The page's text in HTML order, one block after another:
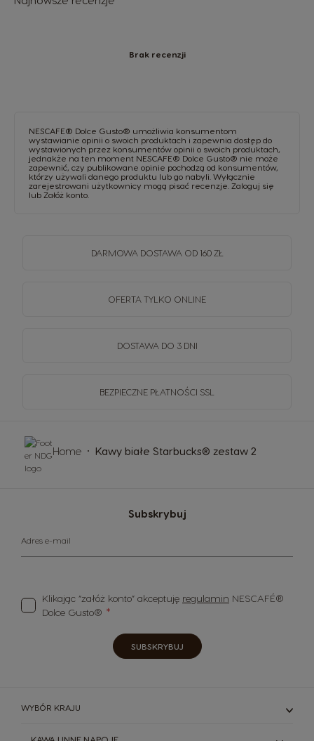
Brak recenzji
NESCAFE® Dolce Gusto® umożliwia konsumentom
wystawianie opinii o swoich produktach i zapewnia dostęp do
wystawionych przez konsumentów opinii o swoich produktach,
jednakże na ten moment NESCAFE® Dolce Gusto® nie może
zapewnić, czy publikowane opinie pochodzą od konsumentów,
którzy używali danego produktu lub go nabyli. Wyłącznie
zarejestrowani użytkownicy mogą pisać recenzje. Zaloguj się
lub Załóż konto
DARMOWA DOSTAWA OD 160 ZŁ
OFERTA TYLKO ONLINE
DOSTAWA DO 3 DNI
BEZPIECZNE PŁATNOŚCI SSL
Subskrybuj
Adres e-mail
Klikając “załóż konto” akceptuję regulamin NESCAFÉ®
Dolce Gusto®
SUBSKRYBUJ
Home Kawy białe Starbucks® zestaw 2
WYBÓR KRAJU
KAWA I INNE NAPOJE